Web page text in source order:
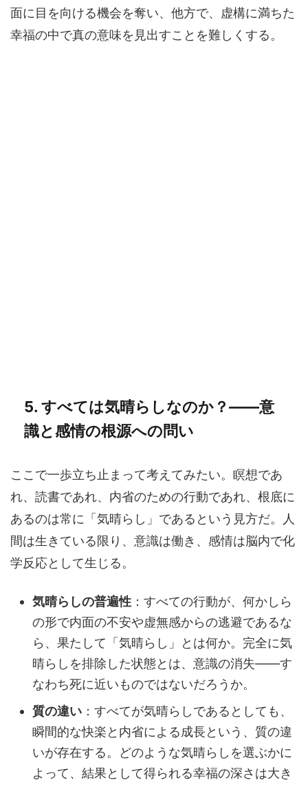
面に目を向ける機会を奪い、他方で、虚構に満ちた
幸福の中で真の意味を見出すことを難しくする。
5. すべては気晴らしなのか？――意
識と感情の根源への問い
ここで一歩立ち止まって考えてみたい。瞑想であ
れ、読書であれ、内省のための行動であれ、根底に
あるのは常に「気晴らし」であるという見方だ。人
間は生きている限り、意識は働き、感情は脳内で化
学反応として生じる。
気晴らしの普遍性 ：すべての行動が、何かしら
の形で内面の不安や虚無感からの逃避であるな
ら、果たして「気晴らし」とは何か。完全に気
晴らしを排除した状態とは、意識の消失――す
なわち死に近いものではないだろうか。
質の違い ：すべてが気晴らしであるとしても、
瞬間的な快楽と内省による成長という、質の違
いが存在する。どのような気晴らしを選ぶかに
よって、結果として得られる幸福の深さは大き